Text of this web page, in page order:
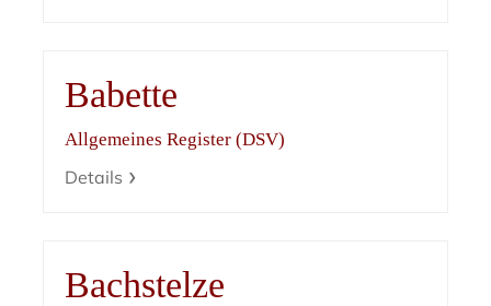
Babette
Allgemeines Register (DSV)
Details
Bachstelze